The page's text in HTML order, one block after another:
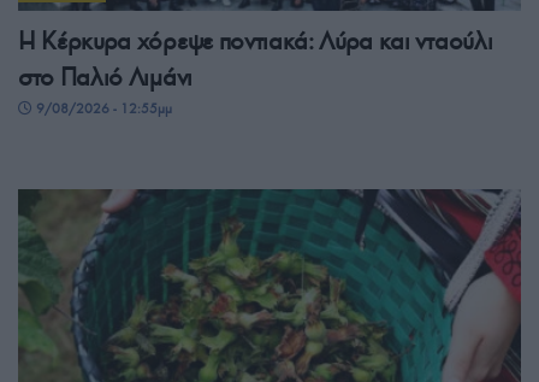
Η Κέρκυρα χόρεψε ποντιακά: Λύρα και νταούλι
στο Παλιό Λιμάνι
9/08/2026 - 12:55μμ